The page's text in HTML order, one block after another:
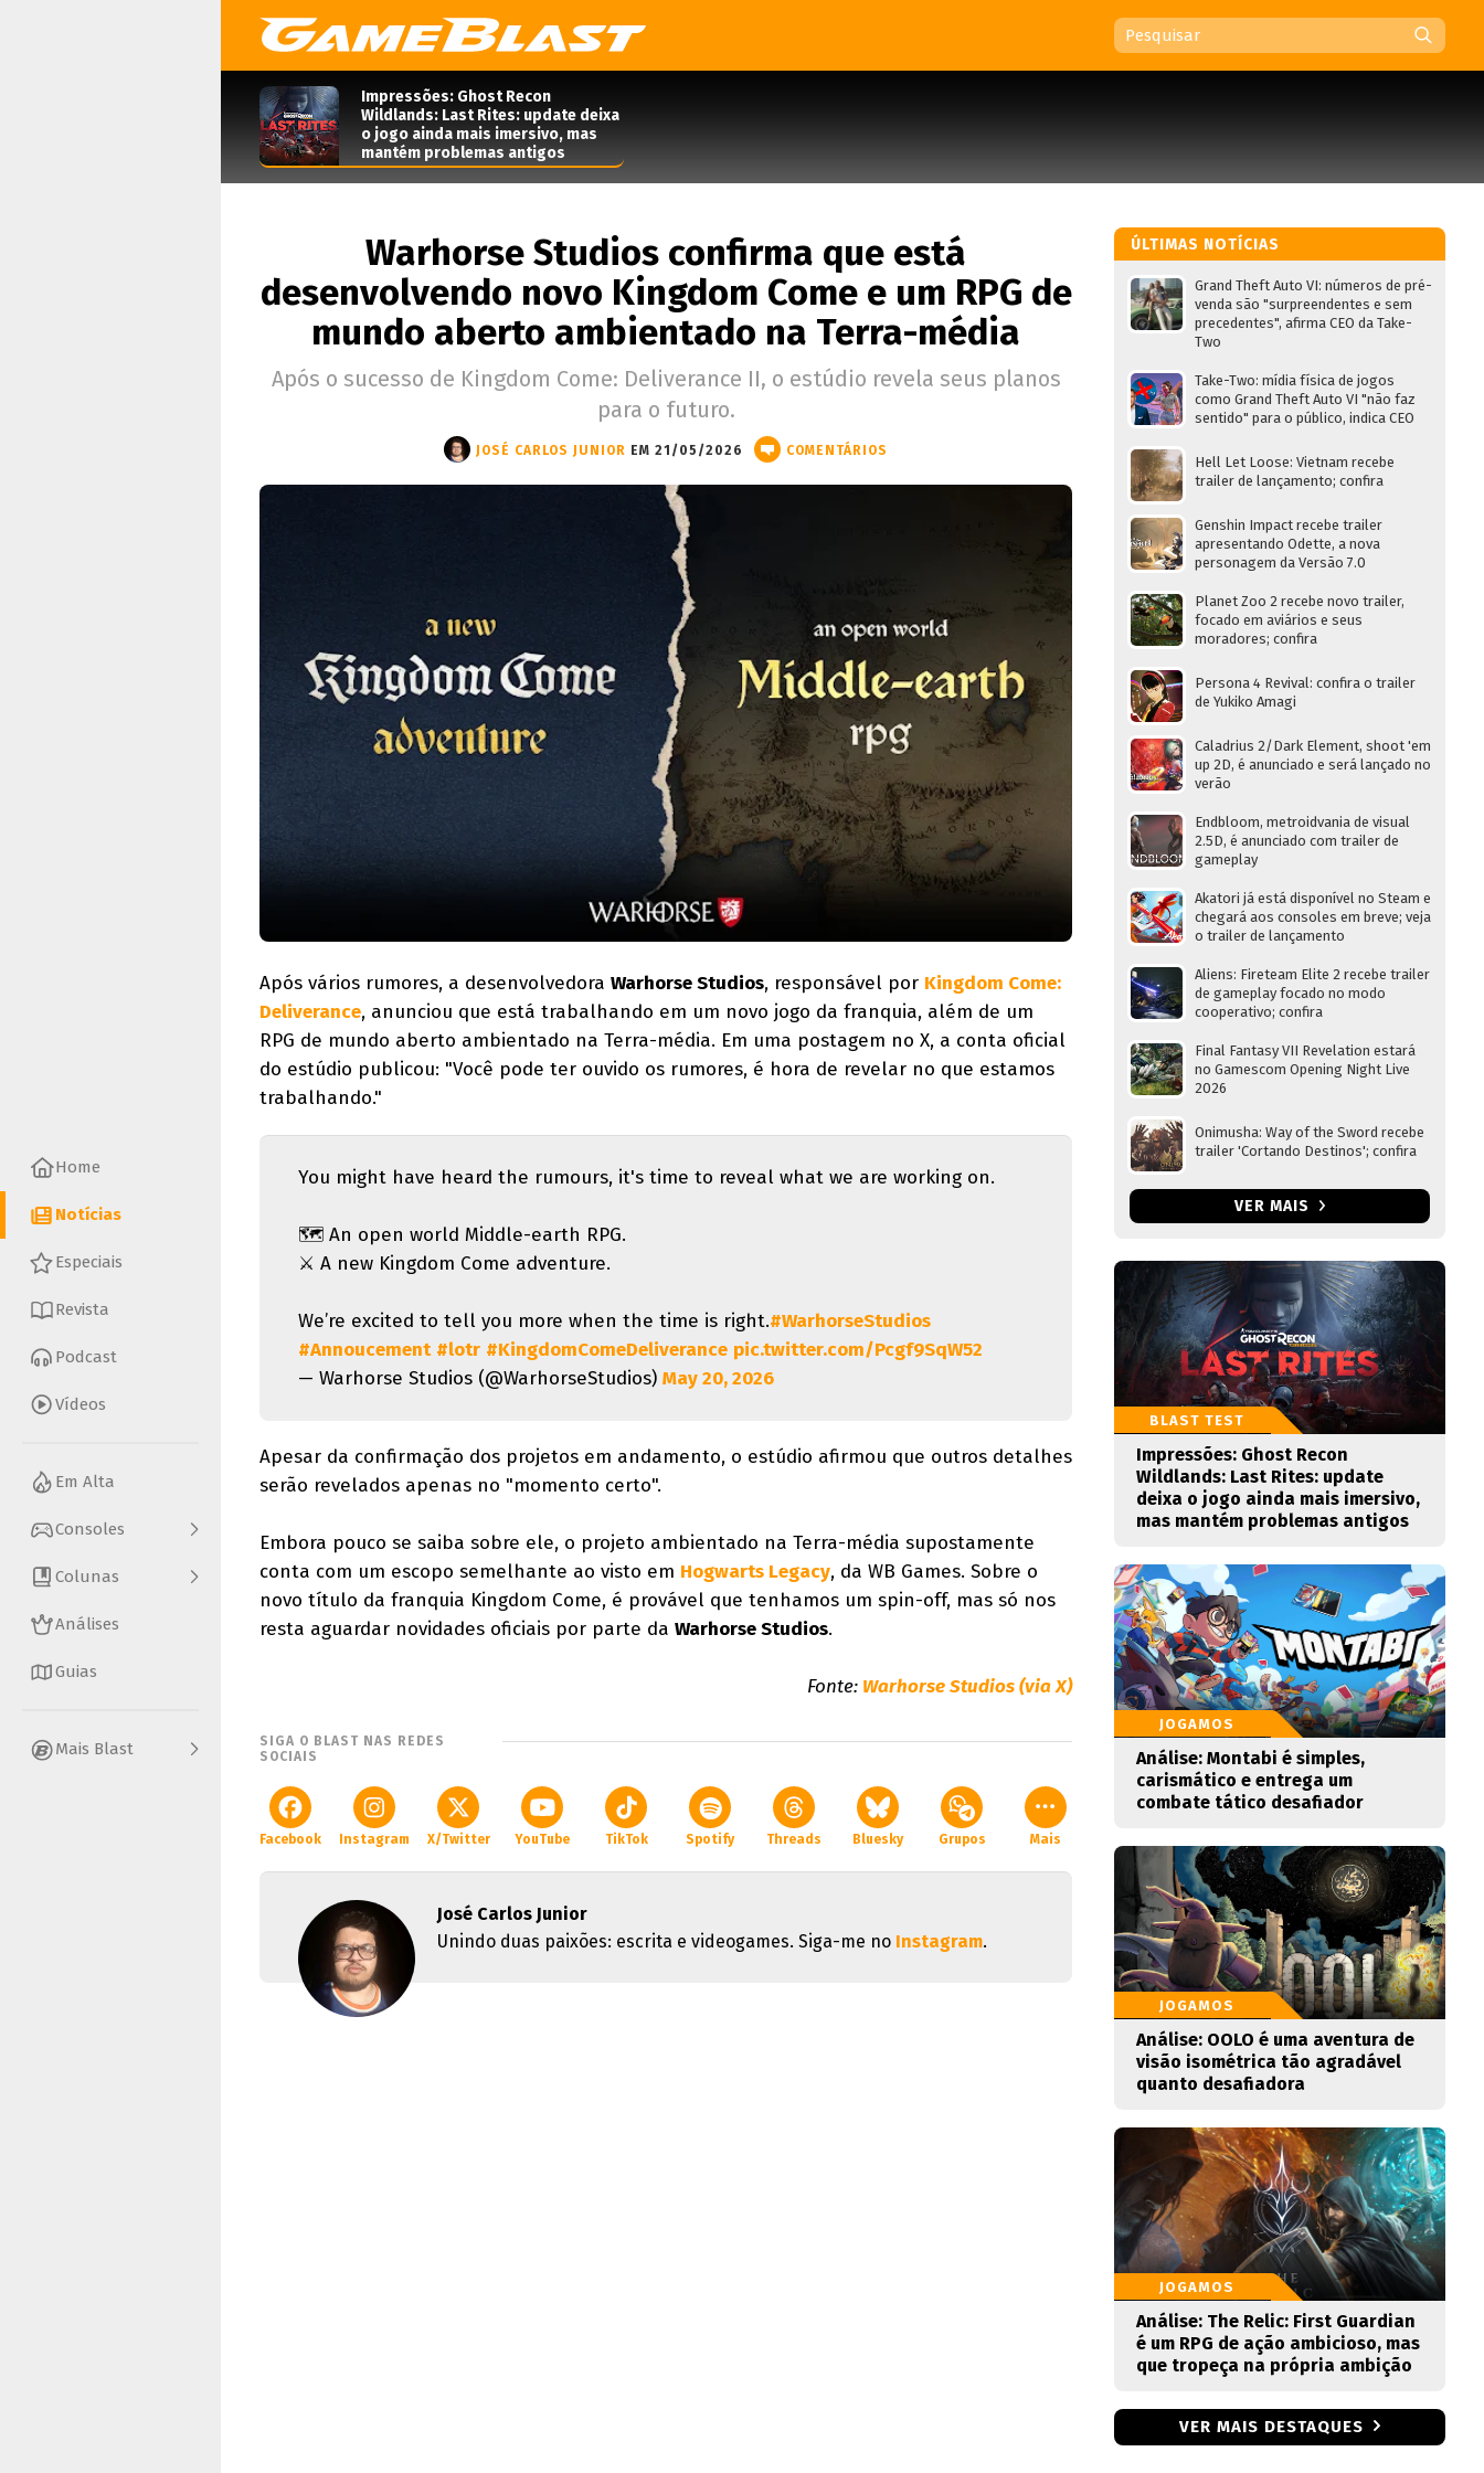
Home
Notícias
Especiais
Revista
Podcast
Vídeos
Em Alta
Consoles
Colunas
Análises
Guias
Mais Blast
Impressões: Ghost Recon
Wildlands: Last Rites: update deixa
o jogo ainda mais imersivo, mas
mantém problemas antigos
Warhorse Studios confirma que está
desenvolvendo novo Kingdom Come e um RPG de
mundo aberto ambientado na Terra-média
Após o sucesso de Kingdom Come: Deliverance II, o estúdio revela seus planos
para o futuro.
JOSÉ CARLOS JUNIOR EM 21/05/2026 COMENTÁRIOS
Após vários rumores, a desenvolvedora Warhorse Studios, responsável por Kingdom Come:
Deliverance, anunciou que está trabalhando em um novo jogo da franquia, além de um
RPG de mundo aberto ambientado na Terra-média. Em uma postagem no X, a conta oficial
do estúdio publicou: "Você pode ter ouvido os rumores, é hora de revelar no que estamos
trabalhando."
You might have heard the rumours, it's time to reveal what we are working on.
🗺️ An open world Middle-earth RPG.
⚔️ A new Kingdom Come adventure.
We’re excited to tell you more when the time is right.#WarhorseStudios
#Annoucement #lotr #KingdomComeDeliverance pic.twitter.com/Pcgf9SqW52
— Warhorse Studios (@WarhorseStudios) May 20, 2026
Apesar da confirmação dos projetos em andamento, o estúdio afirmou que outros detalhes
serão revelados apenas no "momento certo".
Embora pouco se saiba sobre ele, o projeto ambientado na Terra-média supostamente
conta com um escopo semelhante ao visto em Hogwarts Legacy, da WB Games. Sobre o
novo título da franquia Kingdom Come, é provável que tenhamos um spin-off, mas só nos
resta aguardar novidades oficiais por parte da Warhorse Studios.
Fonte: Warhorse Studios (via X)
SIGA O BLAST NAS REDES
SOCIAIS
Facebook Instagram X/Twitter YouTube TikTok Spotify Threads Bluesky Grupos Mais
José Carlos Junior
Unindo duas paixões: escrita e videogames. Siga-me no Instagram.
ÚLTIMAS NOTÍCIAS
Grand Theft Auto VI: números de pré-
venda são "surpreendentes e sem
precedentes", afirma CEO da Take-
Two
Take-Two: mídia física de jogos
como Grand Theft Auto VI "não faz
sentido" para o público, indica CEO
Hell Let Loose: Vietnam recebe
trailer de lançamento; confira
Genshin Impact recebe trailer
apresentando Odette, a nova
personagem da Versão 7.0
Planet Zoo 2 recebe novo trailer,
focado em aviários e seus
moradores; confira
Persona 4 Revival: confira o trailer
de Yukiko Amagi
Caladrius 2/Dark Element, shoot 'em
up 2D, é anunciado e será lançado no
verão
Endbloom, metroidvania de visual
2.5D, é anunciado com trailer de
gameplay
Akatori já está disponível no Steam e
chegará aos consoles em breve; veja
o trailer de lançamento
Aliens: Fireteam Elite 2 recebe trailer
de gameplay focado no modo
cooperativo; confira
Final Fantasy VII Revelation estará
no Gamescom Opening Night Live
2026
Onimusha: Way of the Sword recebe
trailer 'Cortando Destinos'; confira
VER MAIS
BLAST TEST
Impressões: Ghost Recon
Wildlands: Last Rites: update
deixa o jogo ainda mais imersivo,
mas mantém problemas antigos
JOGAMOS
Análise: Montabi é simples,
carismático e entrega um
combate tático desafiador
JOGAMOS
Análise: OOLO é uma aventura de
visão isométrica tão agradável
quanto desafiadora
JOGAMOS
Análise: The Relic: First Guardian
é um RPG de ação ambicioso, mas
que tropeça na própria ambição
VER MAIS DESTAQUES